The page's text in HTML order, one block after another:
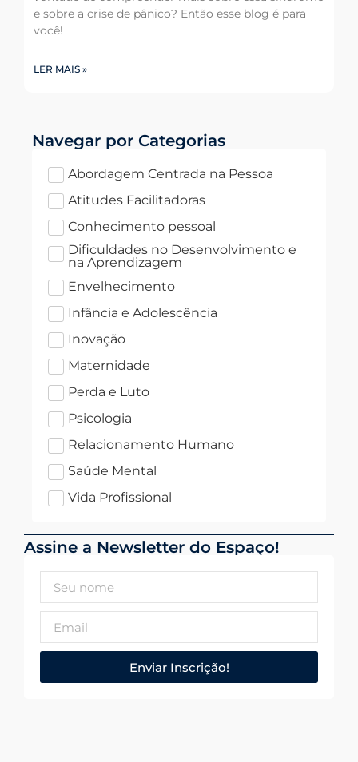
e sobre a crise de pânico? Então esse blog é para
você!
LER MAIS »
Navegar por Categorias
Abordagem Centrada na Pessoa
Atitudes Facilitadoras
Conhecimento pessoal
Dificuldades no Desenvolvimento e
na Aprendizagem
Envelhecimento
Infância e Adolescência
Inovação
Maternidade
Perda e Luto
Psicologia
Relacionamento Humano
Saúde Mental
Vida Profissional
Assine a Newsletter do Espaço!
Enviar Inscrição!